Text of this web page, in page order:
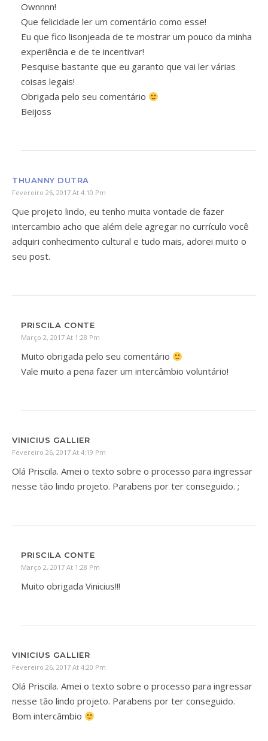
Ownnnn!
Que felicidade ler um comentário como esse!
Eu que fico lisonjeada de te mostrar um pouco da minha
experiência e de te incentivar!
Pesquise bastante que eu garanto que vai ler várias
coisas legais!
Obrigada pelo seu comentário
Beijoss
THUANNY DUTRA
Fevereiro 26, 2017 At 4:10 Pm
Que projeto lindo, eu tenho muita vontade de fazer
intercambio acho que além dele agregar no currículo você
adquiri conhecimento cultural e tudo mais, adorei muito o
seu post.
PRISCILA CONTE
Março 2, 2017 At 1:28 Pm
Muito obrigada pelo seu comentário
Vale muito a pena fazer um intercâmbio voluntário!
VINICIUS GALLIER
Fevereiro 26, 2017 At 4:19 Pm
Olá Priscila. Amei o texto sobre o processo para ingressar
nesse tão lindo projeto. Parabens por ter conseguido. ;
PRISCILA CONTE
Março 2, 2017 At 1:28 Pm
Muito obrigada Vinicius!!!
VINICIUS GALLIER
Fevereiro 26, 2017 At 4:20 Pm
Olá Priscila. Amei o texto sobre o processo para ingressar
nesse tão lindo projeto. Parabens por ter conseguido.
Bom intercâmbio